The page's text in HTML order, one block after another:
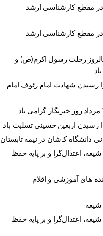
در مقطع کارشناسی ارشد
در مقطع کارشناسی ارشد
رحلت رسول اکرم(ص) و
رسیدن شهادت امام رئوف امام
رسیدن اربعین حسینی تسلیت باد
دانشگاه کاشان در نیمه تابستان
اعتدال‌گرا و بر پایه حفظ
های آموزشی و اقلام
شیعه
اعتدال‌گرا و بر پایه حفظ